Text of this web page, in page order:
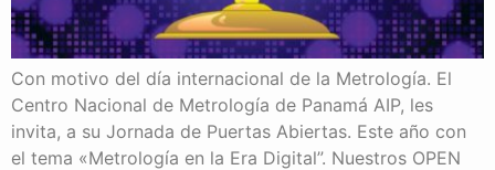
Con motivo del día internacional de la Metrología. El
Centro Nacional de Metrología de Panamá AIP, les
invita, a su Jornada de Puertas Abiertas. Este año con
el tema «Metrología en la Era Digital”. Nuestros OPEN